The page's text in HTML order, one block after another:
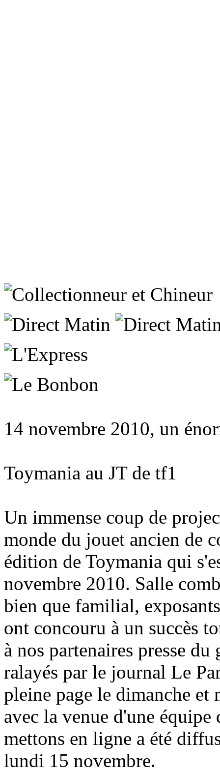
14 novembre 2010, un
Toymania au JT de tf1
Un immense coup de
monde du jouet ancien de
édition de Toymania qui
novembre 2010. Salle
bien que familial,
ont concouru à un succès
à nos partenaires presse
ralayés par le journal Le
pleine page le dimanche et
avec la venue d'une
mettons en ligne a été
lundi 15 novembre.